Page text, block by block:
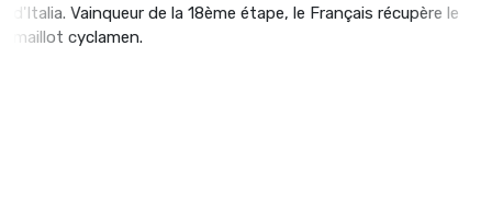
d'Italia. Vainqueur de la 18ème étape, le Français récupère le
maillot cyclamen.